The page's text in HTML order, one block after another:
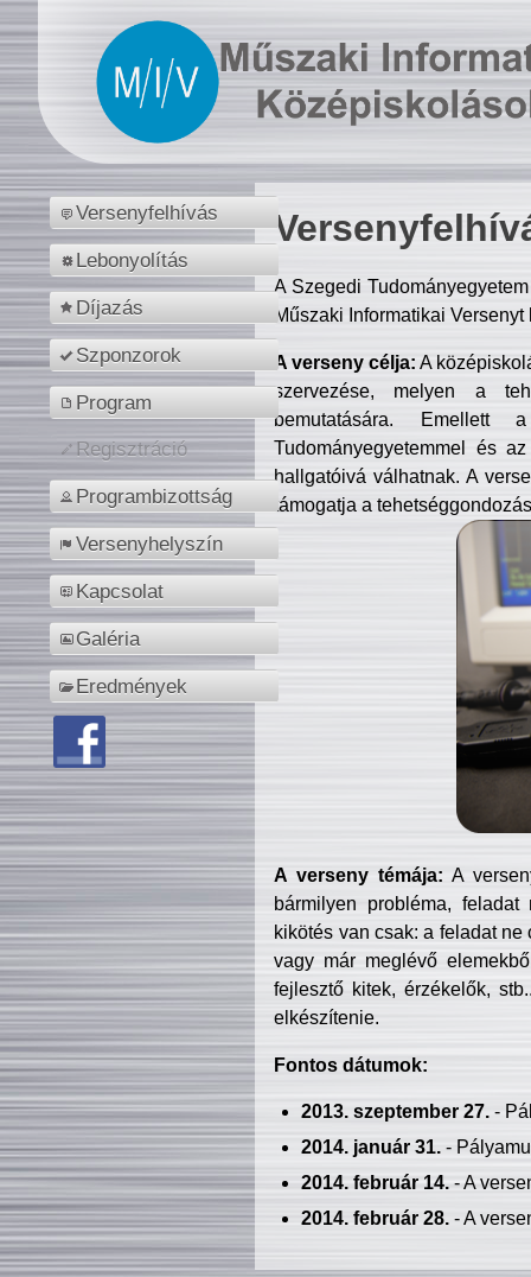
Versenyfelhívás
Lebonyolítás
Díjazás
Szponzorok
Program
Regisztráció
Programbizottság
Versenyhelyszín
Kapcsolat
Galéria
Eredmények
A Szegedi
Műszaki Informatikai
A verseny célja: A
szervezése, melyen a
bemutatására. Emellett
Tudományegyetemmel és
hallgatóivá válhatnak. A
támogatja a
A verseny témája: A
bármilyen probléma, feladat
kikötés van csak: a feladat
vagy már meglévő
fejlesztő kitek, érzékelők,
elkészítenie.
Fontos dátumok:
2013. szeptember 27.-
2014. január 31.-
2014. február 14.- A
2014. február 28.- A